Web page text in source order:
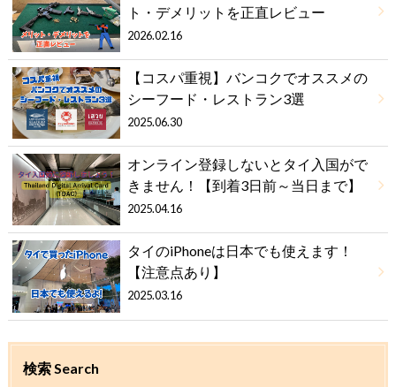
ト・デメリットを正直レビュー
2026.02.16
【コスパ重視】バンコクでオススメの
シーフード・レストラン3選
2025.06.30
オンライン登録しないとタイ入国がで
きません！【到着3日前～当日まで】
2025.04.16
タイのiPhoneは日本でも使えます！
【注意点あり】
2025.03.16
検索 Search